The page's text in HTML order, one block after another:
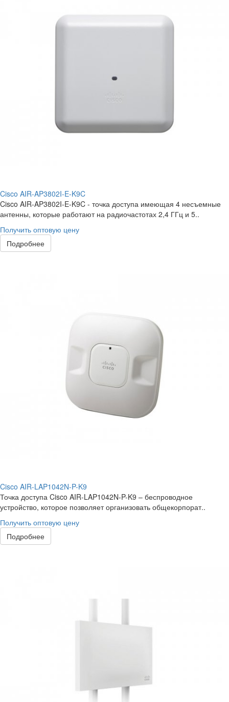
Cisco AIR-AP3802I-E-K9C
Cisco AIR-AP3802I-E-K9C - точка доступа имеющая 4 несъемные
антенны, которые работают на радиочастотах 2,4 ГГц и 5..
Получить оптовую цену
Подробнее
Cisco AIR-LAP1042N-P-K9
Точка доступа Cisco AIR-LAP1042N-P-K9 – беспроводное
устройство, которое позволяет организовать общекорпорат..
Получить оптовую цену
Подробнее